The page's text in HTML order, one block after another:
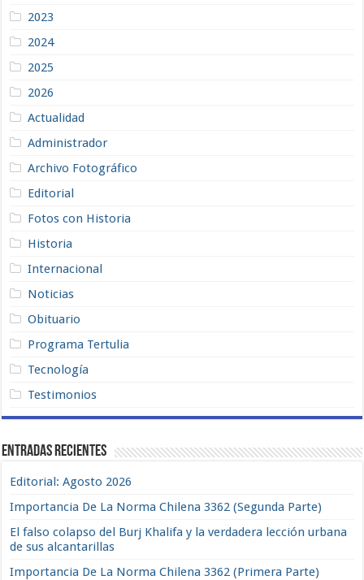
2023
2024
2025
2026
Actualidad
Administrador
Archivo Fotográfico
Editorial
Fotos con Historia
Historia
Internacional
Noticias
Obituario
Programa Tertulia
Tecnología
Testimonios
Entradas recientes
Editorial: Agosto 2026
Importancia De La Norma Chilena 3362 (Segunda Parte)
El falso colapso del Burj Khalifa y la verdadera lección urbana
de sus alcantarillas
Importancia De La Norma Chilena 3362 (Primera Parte)